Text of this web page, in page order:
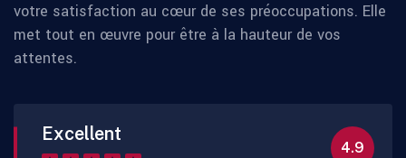
votre satisfaction au cœur de ses préoccupations. Elle
met tout en œuvre pour être à la hauteur de vos
attentes.
Excellent
4.9